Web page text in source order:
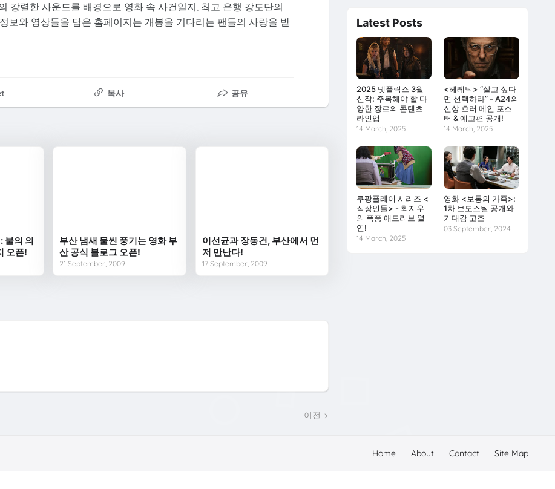
강렬한 사운드를 배경으로 영화 속 사건일지, 최고 은행 강도단의
보와 영상들을 담은 홈페이지는 개봉을 기다리는 팬들의 사랑을 받
복사 공유
불의 의
오픈!
부산 냄새 물씬 풍기는 영화 부
산 공식 블로그 오픈!
21 September, 2009
이선균과 장동건, 부산에서 먼
저 만난다!
17 September, 2009
이전
Latest Posts
2025 넷플릭스 3월
신작: 주목해야 할 다
양한 장르의 콘텐츠
라인업
14 March, 2025
<헤레틱> “살고 싶다
면 선택하라” - A24의
신상 호러 메인 포스
터 & 예고편 공개!
14 March, 2025
쿠팡플레이 시리즈 <
직장인들> - 최지우
의 폭풍 애드리브 열
연!
14 March, 2025
영화 <보통의 가족>:
1차 보도스틸 공개와
기대감 고조
03 September, 2024
Home About Contact Site Map